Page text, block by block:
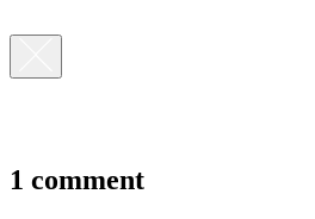
1 comment